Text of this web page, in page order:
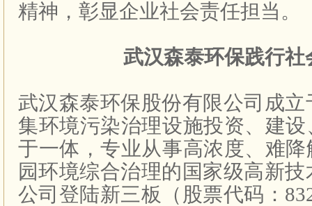
精神，彰显企业社会责任担当。
武汉森泰环保践行社
武汉森泰环保股份有限公司成立
集环境污染治理设施投资、建
于一体，专业从事高浓度、难
园环境综合治理的国家级高新
公司登陆新三板（股票代码：